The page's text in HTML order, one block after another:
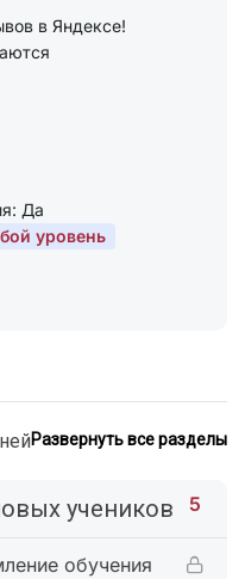
Развернуть все разделы
учеников 5
обучения
в Яндексе!
Да
уровень